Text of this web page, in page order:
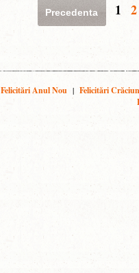
Precedenta 1 2
Felicitări Anul Nou | Felicitări